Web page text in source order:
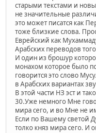
старыми текстами и
не значительные
это может писатся как
тоже близкие слова.
Еврейский как
Арабских переводов
И один из брошур
монахом которое было
говорится это слово
в Арабских вариантах
В этой части НЗ эст и
30.Уже немного Мне
мира сего, и во Мне не
Если по Вашему светой
толко княз мира сего. И